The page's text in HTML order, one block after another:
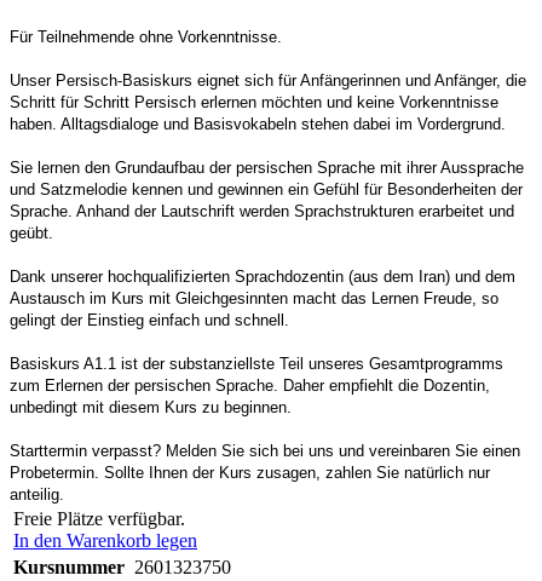
Für Teilnehmende ohne Vorkenntnisse.
Unser Persisch-Basiskurs eignet sich für Anfängerinnen und Anfänger, die
Schritt für Schritt Persisch erlernen möchten und keine Vorkenntnisse
haben. Alltagsdialoge und Basisvokabeln stehen dabei im Vordergrund.
Sie lernen den Grundaufbau der persischen Sprache mit ihrer Aussprache
und Satzmelodie kennen und gewinnen ein Gefühl für Besonderheiten der
Sprache. Anhand der Lautschrift werden Sprachstrukturen erarbeitet und
geübt.
Dank unserer hochqualifizierten Sprachdozentin (aus dem Iran) und dem
Austausch im Kurs mit Gleichgesinnten macht das Lernen Freude, so
gelingt der Einstieg einfach und schnell.
Basiskurs A1.1 ist der substanziellste Teil unseres Gesamtprogramms
zum Erlernen der persischen Sprache. Daher empfiehlt die Dozentin,
unbedingt mit diesem Kurs zu beginnen.
Starttermin verpasst? Melden Sie sich bei uns und vereinbaren Sie einen
Probetermin. Sollte Ihnen der Kurs zusagen, zahlen Sie natürlich nur
anteilig.
Freie Plätze verfügbar.
In den Warenkorb legen
Kursnummer 2601323750